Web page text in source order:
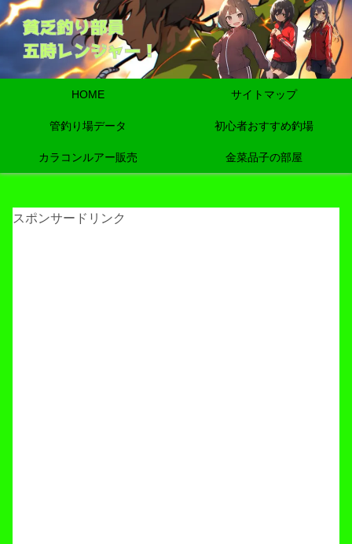
HOME サイトマップ
管釣り場データ 初心者おすすめ釣場
カラコンルアー販売 金菜品子の部屋
スポンサードリンク